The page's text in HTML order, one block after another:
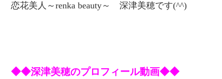
恋花美人～renka beauty～深津美穂です(^^)
◆◆深津美穂のプロフィール動画◆◆